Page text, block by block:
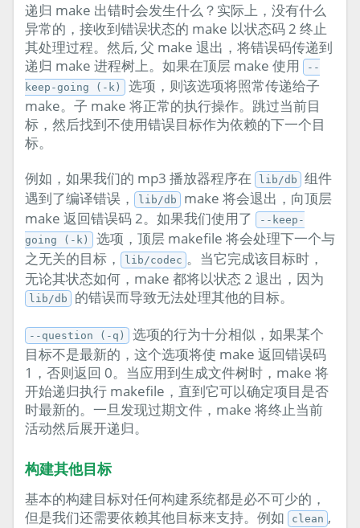
递归 make 出错时会发生什么？实际上，没有什么
异常的，接收到错误状态的 make 以状态码 2 终止
其处理过程。然后, 父 make 退出，将错误码传递到
递归 make 进程树上。如果在顶层 make 使用
--
keep-going (-k)
选项，则该选项将照常传递给子
make。子 make 将正常的执行操作。跳过当前目
标，然后找到不使用错误目标作为依赖的下一个目
标。
例如，如果我们的 mp3 播放器程序在
lib/db
组件
遇到了编译错误，
lib/db
make 将会退出，向顶层
make 返回错误码 2。如果我们使用了
--keep-
going (-k)
选项，顶层 makefile 将会处理下一个与
之无关的目标，
lib/codec 。当它完成该目标时，
无论其状态如何，make 都将以状态 2 退出，因为
lib/db 的错误而导致无法处理其他的目标。
--question (-q)
选项的行为十分相似，如果某个
目标不是最新的，这个选项将使 make 返回错误码
1，否则返回 0。当应用到生成文件树时，make 将
开始递归执行 makefile，直到它可以确定项目是否
时最新的。一旦发现过期文件，make 将终止当前
活动然后展开递归。
构建其他目标
基本的构建目标对任何构建系统都是必不可少的，
但是我们还需要依赖其他目标来支持。例如
clean ,